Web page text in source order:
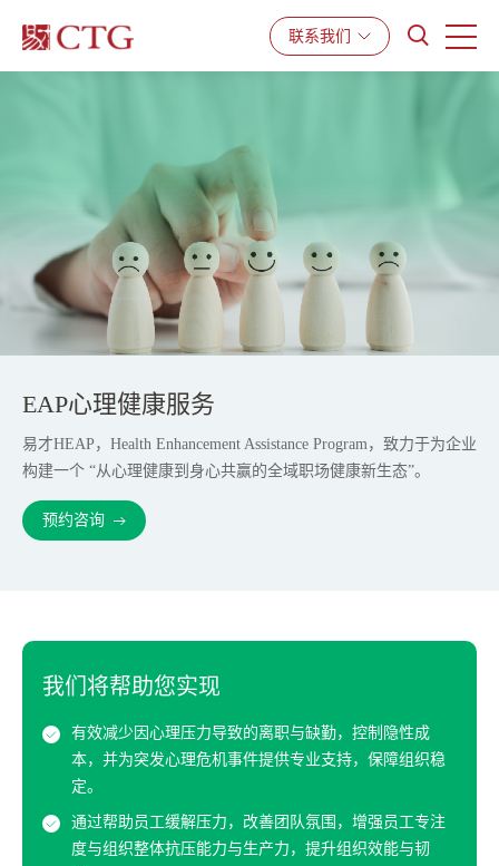
解决方案 资源中心
联系我们
EAP心理健康服务
易才HEAP，Health Enhancement Assistance Program，致力于为企业
构建一个 “从心理健康到身心共赢的全域职场健康新生态”。
预约咨询
我们将帮助您实现
有效减少因心理压力导致的离职与缺勤，控制隐性成
本，并为突发心理危机事件提供专业支持，保障组织稳
定。
通过帮助员工缓解压力，改善团队氛围，增强员工专注
度与组织整体抗压能力与生产力，提升组织效能与韧